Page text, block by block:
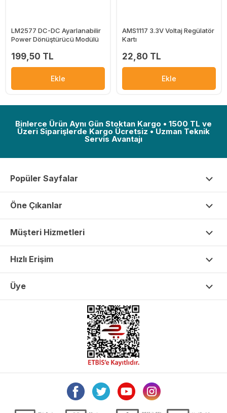
LM2577 DC-DC Ayarlanabilir
Power Dönüştürücü Modülü
199,50 TL
Ekle
AMS1117 3.3V Voltaj Regülatör
Kartı
22,80 TL
Ekle
Binlerce Ürün Aynı Gün Stoktan Kargo • 1500 TL ve
Üzeri Siparişlerde Kargo Ücretsiz • Uzman Teknik
Servis Avantajı
Popüler Sayfalar
Öne Çıkanlar
Müşteri Hizmetleri
Hızlı Erişim
Üye